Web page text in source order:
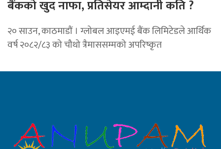
बैंकको खुद नाफा, प्रतिसेयर आम्दानी कति ?
२० साउन, काठमाडाैं । ग्लोबल आइएमई बैंक लिमिटेडले आर्थिक
वर्ष २०८२/८३ को चौथो त्रैमाससम्मको अपरिष्कृत